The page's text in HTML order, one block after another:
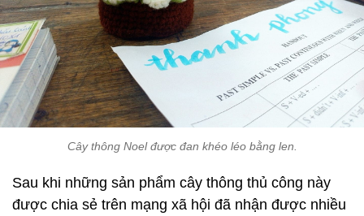
Cây thông Noel được đan khéo léo bằng len.
Sau khi những sản phẩm cây thông thủ công này
được chia sẻ trên mạng xã hội đã nhận được nhiều